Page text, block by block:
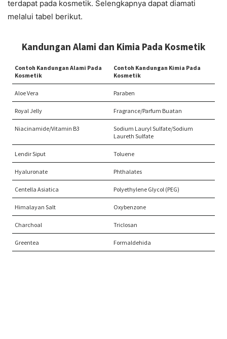
terdapat pada kosmetik. Selengkapnya dapat diamati
melalui tabel berikut.